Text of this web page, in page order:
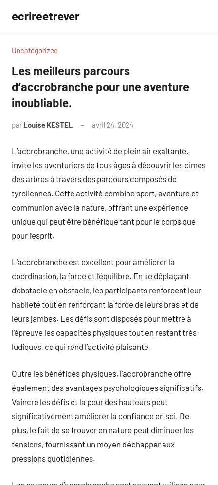
contenu
ecrireetrever
Uncategorized
Les meilleurs parcours
d’accrobranche pour une aventure
inoubliable.
par Louise KESTEL avril 24, 2024
L’accrobranche, une activité de plein air exaltante,
invite les aventuriers de tous âges à découvrir les cimes
des arbres à travers des parcours composés de
tyroliennes. Cette activité combine sport, aventure et
communion avec la nature, offrant une expérience
unique qui peut être bénéfique tant pour le corps que
pour l’esprit.
L’accrobranche est excellent pour améliorer la
coordination, la force et l’équilibre. En se déplaçant
d’obstacle en obstacle, les participants renforcent leur
habileté tout en renforçant la force de leurs bras et de
leurs jambes. Les défis sont disposés pour mettre à
l’épreuve les capacités physiques tout en restant très
ludiques, ce qui rend l’activité plaisante.
Outre les bénéfices physiques, l’accrobranche offre
également des avantages psychologiques significatifs.
Vaincre les défis et la peur des hauteurs peut
significativement améliorer la confiance en soi. De
plus, le fait de se trouver en nature peut diminuer les
tensions, fournissant un moyen d’échapper aux
pressions quotidiennes.